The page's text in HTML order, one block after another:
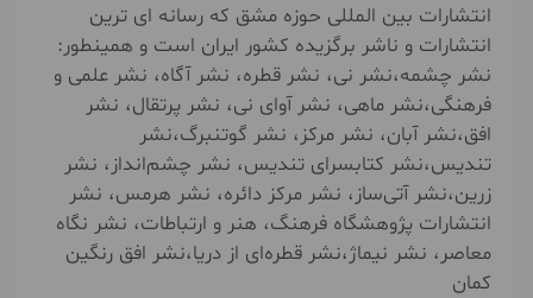
انتشارات بین المللی حوزه مشق که رسانه ای ترین
انتشارات و ناشر برگزیده کشور ایران است و همینطور:
نشر چشمه،نشر نی، نشر قطره، نشر آگاه، نشر علمی و
فرهنگی،نشر ماهی، نشر آوای نی، نشر پرتقال، نشر
افق،نشر آبان، نشر مرکز، نشر گوتنبرگ،نشر
تندیس،نشر کتابسرای تندیس، نشر چشم‌انداز، نشر
زرین،نشر آتی‌ساز، نشر مرکز دائره، نشر هرمس، نشر
انتشارات پژوهشگاه فرهنگ، هنر و ارتباطات، نشر نگاه
معاصر، نشر نیماژ،نشر قطره‌ای از دریا،نشر افق رنگین
کمان